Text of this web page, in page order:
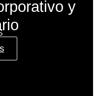
y